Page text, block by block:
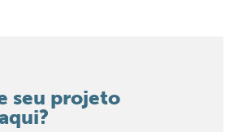
seu projeto